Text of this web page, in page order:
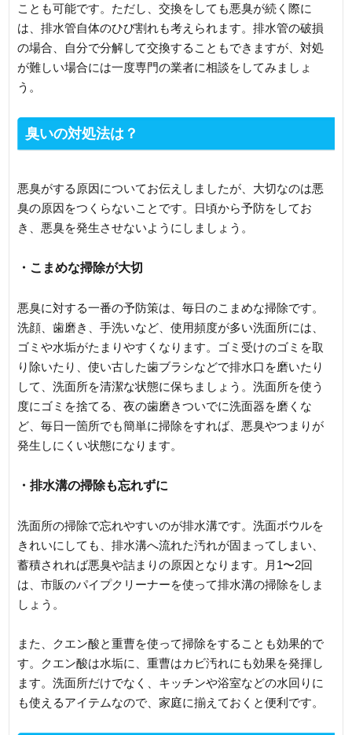
ことも可能です。ただし、交換をしても悪臭が続く際に
は、排水管自体のひび割れも考えられます。排水管の破損
の場合、自分で分解して交換することもできますが、対処
が難しい場合には一度専門の業者に相談をしてみましょ
う。
臭いの対処法は？
悪臭がする原因についてお伝えしましたが、大切なのは悪
臭の原因をつくらないことです。日頃から予防をしてお
き、悪臭を発生させないようにしましょう。
・こまめな掃除が大切
悪臭に対する一番の予防策は、毎日のこまめな掃除です。
洗顔、歯磨き、手洗いなど、使用頻度が多い洗面所には、
ゴミや水垢がたまりやすくなります。ゴミ受けのゴミを取
り除いたり、使い古した歯ブラシなどで排水口を磨いたり
して、洗面所を清潔な状態に保ちましょう。洗面所を使う
度にゴミを捨てる、夜の歯磨きついでに洗面器を磨くな
ど、毎日一箇所でも簡単に掃除をすれば、悪臭やつまりが
発生しにくい状態になります。
・排水溝の掃除も忘れずに
洗面所の掃除で忘れやすいのが排水溝です。洗面ボウルを
きれいにしても、排水溝へ流れた汚れが固まってしまい、
蓄積されれば悪臭や詰まりの原因となります。月1〜2回
は、市販のパイプクリーナーを使って排水溝の掃除をしま
しょう。
また、クエン酸と重曹を使って掃除をすることも効果的で
す。クエン酸は水垢に、重曹はカビ汚れにも効果を発揮し
ます。洗面所だけでなく、キッチンや浴室などの水回りに
も使えるアイテムなので、家庭に揃えておくと便利です。